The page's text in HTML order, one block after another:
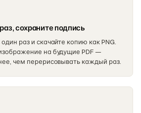
сохраните подпись
раз и скачайте копию как PNG.
на будущие PDF —
чем перерисовывать каждый раз.